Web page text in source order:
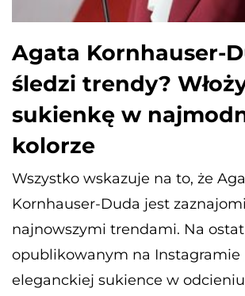
Agata Kornhauser-
śledzi trendy?
sukienkę w
kolorze
Wszystko wskazuje na to, że
Kornhauser-Duda jest
najnowszymi trendami. Na
opublikowanym na Instagramie
eleganckiej sukience w odcieniu